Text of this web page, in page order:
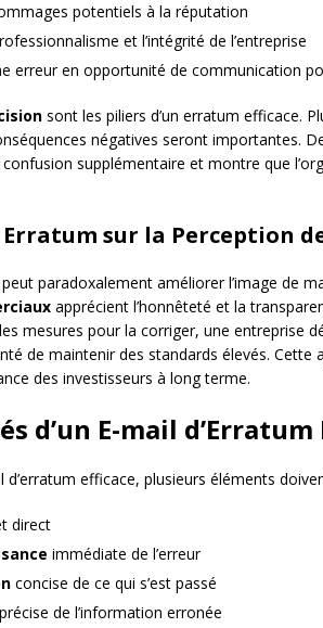
potentiels à la réputation
et l’intégrité de l’entreprise
erreur en opportunité de communication
sont les piliers d’un erratum efficace.
négatives seront importantes.
supplémentaire et montre que
Erratum sur la Perception
paradoxalement améliorer l’image de
apprécient l’honnêteté et la
mesures pour la corriger, une entreprise
de maintenir des standards élevés.
des investisseurs à long terme.
d’un E-mail
d’erratum efficace, plusieurs éléments
direct
immédiate de l’erreur
concise de ce qui s’est passé
précise de l’information erronée